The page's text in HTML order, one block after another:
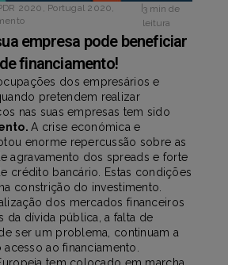
2020 , Portugal 2020,
3 min de
leitura
empresa pode beneficiar
financiamento!
dos empresários e
pretendem realizar
nas suas empresas tem sido
A crise económica e
enorme repercussão sobre as
agravamento dos spreads e forte
crédito bancário. Estas condições
constrição do investimento.
dos mercados financeiros
da dívida pública, a falta de
ser um problema, continuam a
ao financiamento.